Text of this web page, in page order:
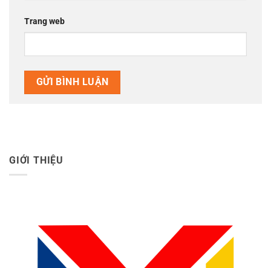
Trang web
GIỚI THIỆU